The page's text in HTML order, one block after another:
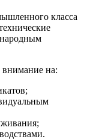
класса
внимание на: